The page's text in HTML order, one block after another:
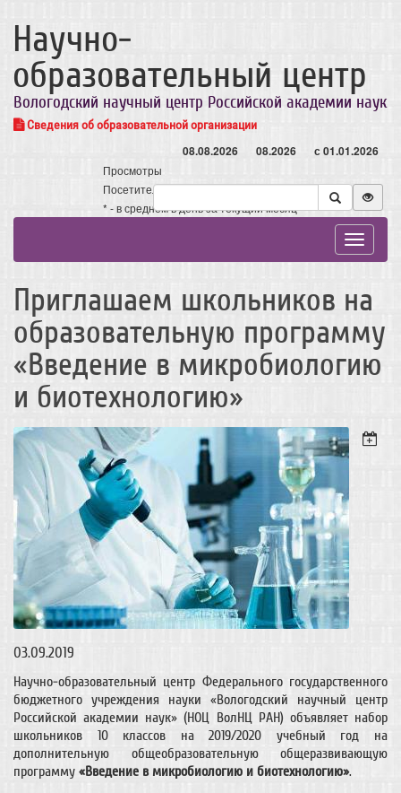
Научно-
образовательный центр
Вологодский научный центр Российской академии наук
Сведения об образовательной организации
08.08.2026 08.2026 с 01.01.2026
Просмотры
Посетители
* - в среднем в день за текущий месяц
Toggle
Приглашаем школьников на
образовательную программу
«Введение в микробиологию
и биотехнологию»
03.09.2019
Научно-образовательный центр Федерального государственного
бюджетного учреждения науки «Вологодский научный центр
Российской академии наук» (НОЦ ВолНЦ РАН) объявляет набор
школьников 10 классов на 2019/2020 учебный год на
дополнительную общеобразовательную общеразвивающую
программу «Введение в микробиологию и биотехнологию».